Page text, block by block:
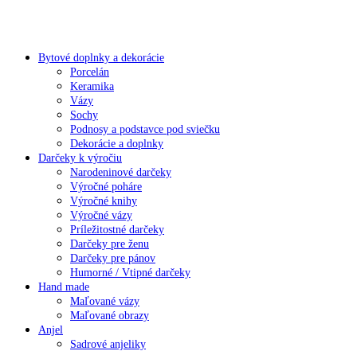
Bytové doplnky a dekorácie
Porcelán
Keramika
Vázy
Sochy
Podnosy a podstavce pod sviečku
Dekorácie a doplnky
Darčeky k výročiu
Narodeninové darčeky
Výročné poháre
Výročné knihy
Výročné vázy
Príležitostné darčeky
Darčeky pre ženu
Darčeky pre pánov
Humorné / Vtipné darčeky
Hand made
Maľované vázy
Maľované obrazy
Anjel
Sadrové anjeliky